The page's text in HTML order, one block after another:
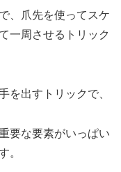
、爪先を使ってスケ
一周させるトリック
を出すトリックで、
要な要素がいっぱい
。